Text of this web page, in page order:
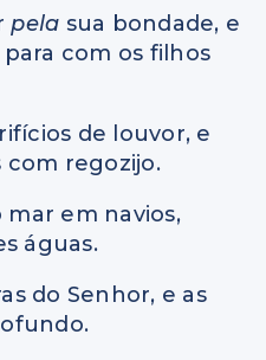
pela sua bondade, e
com os filhos
de louvor, e
com regozijo.
mar em navios,
águas.
do Senhor, e as